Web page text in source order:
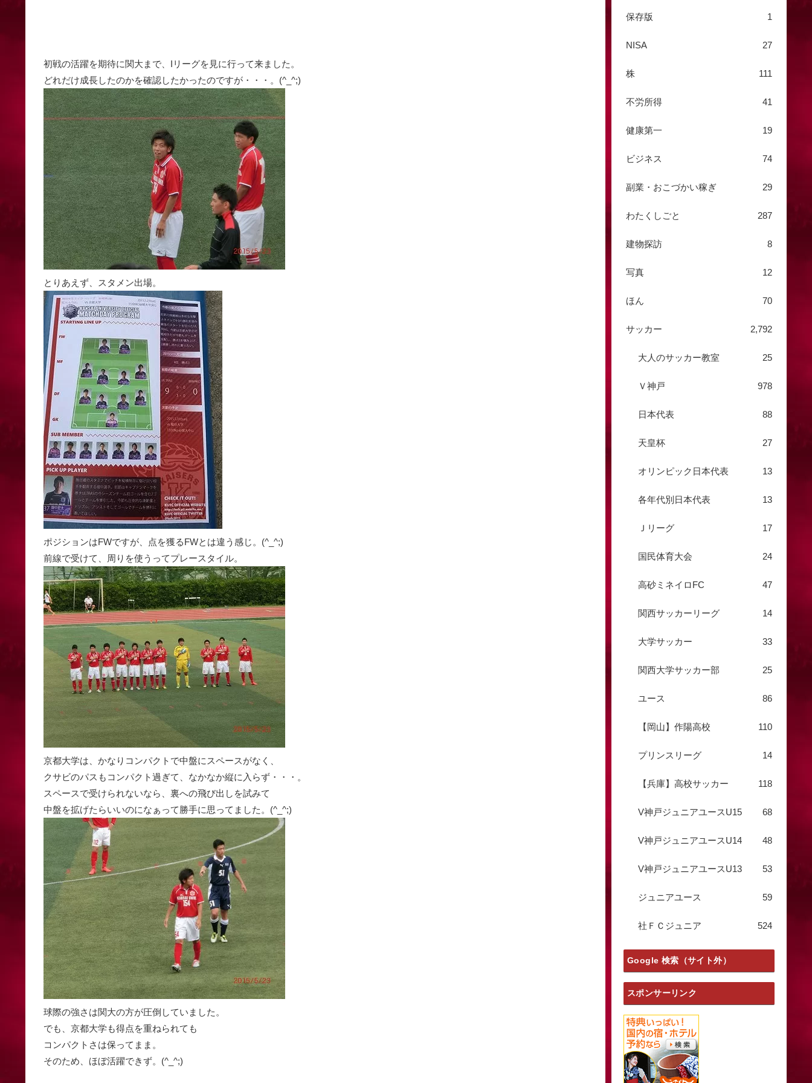
初戦の活躍を期待に関大まで、Iリーグを見に行って来ました。
どれだけ成長したのかを確認したかったのですが・・・。(^_^;)
とりあえず、スタメン出場。
ポジションはFWですが、点を獲るFWとは違う感じ。(^_^;)
前線で受けて、周りを使うってプレースタイル。
京都大学は、かなりコンパクトで中盤にスペースがなく、
クサビのパスもコンパクト過ぎて、なかなか縦に入らず・・・。
スペースで受けられないなら、裏への飛び出しを試みて
中盤を拡げたらいいのになぁって勝手に思ってました。(^_^;)
球際の強さは関大の方が圧倒していました。
でも、京都大学も得点を重ねられても
コンパクトさは保ってまま。
そのため、ほぼ活躍できず。(^_^;)
保存版 1
NISA 27
株 111
不労所得 41
健康第一 19
ビジネス 74
副業・おこづかい稼ぎ 29
わたくしごと 287
建物探訪 8
写真 12
ほん 70
サッカー 2,792
大人のサッカー教室 25
Ｖ神戸 978
日本代表 88
天皇杯 27
オリンピック日本代表 13
各年代別日本代表 13
Ｊリーグ 17
国民体育大会 24
高砂ミネイロFC 47
関西サッカーリーグ 14
大学サッカー 33
関西大学サッカー部 25
ユース 86
【岡山】作陽高校 110
プリンスリーグ 14
【兵庫】高校サッカー 118
V神戸ジュニアユースU15 68
V神戸ジュニアユースU14 48
V神戸ジュニアユースU13 53
ジュニアユース 59
社ＦＣジュニア 524
Google 検索（サイト外）
スポンサーリンク